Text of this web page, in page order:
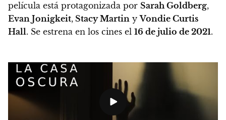
película está protagonizada por Sarah Goldberg,
Evan Jonigkeit, Stacy Martin yVondie Curtis
Hall. Se estrena en los cines el 16 de julio de 2021.